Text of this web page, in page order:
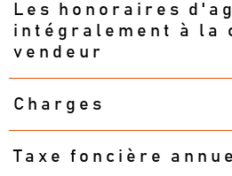
Caractéristiques Valeurs
Les honoraires
intégralement à la
vendeur
Charges
Taxe foncière